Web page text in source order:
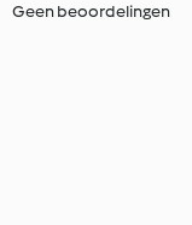
Geen beoordelingen